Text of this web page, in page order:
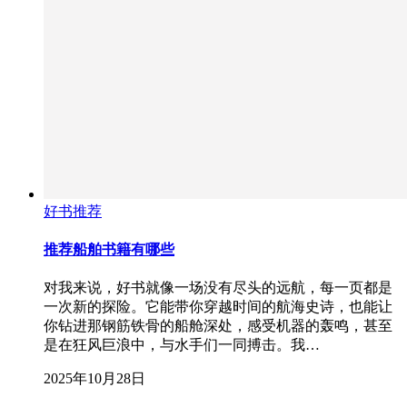
好书推荐
推荐船舶书籍有哪些
对我来说，好书就像一场没有尽头的远航，每一页都是
一次新的探险。它能带你穿越时间的航海史诗，也能让
你钻进那钢筋铁骨的船舱深处，感受机器的轰鸣，甚至
是在狂风巨浪中，与水手们一同搏击。我…
2025年10月28日